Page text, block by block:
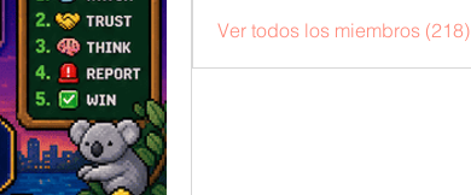
Ver todos los miembros (218)